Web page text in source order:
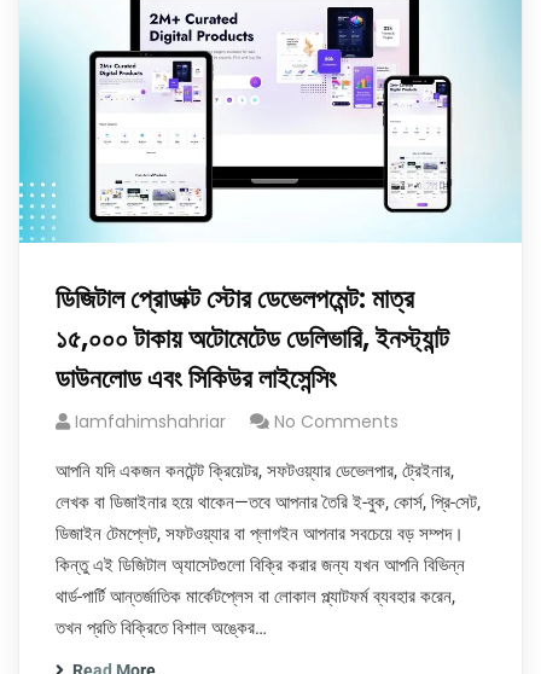
ডিজিটাল প্রোডাক্ট স্টোর ডেভেলপমেন্ট: মাত্র
১৫,০০০ টাকায় অটোমেটেড ডেলিভারি, ইনস্ট্যান্ট
ডাউনলোড এবং সিকিউর লাইসেন্সিং
Iamfahimshahriar No Comments
আপনি যদি একজন কনটেন্ট ক্রিয়েটর, সফটওয়্যার ডেভেলপার, ট্রেইনার,
লেখক বা ডিজাইনার হয়ে থাকেন—তবে আপনার তৈরি ই-বুক, কোর্স, প্রি-সেট,
ডিজাইন টেমপ্লেট, সফটওয়্যার বা প্লাগইন আপনার সবচেয়ে বড় সম্পদ।
কিন্তু এই ডিজিটাল অ্যাসেটগুলো বিক্রি করার জন্য যখন আপনি বিভিন্ন
থার্ড-পার্টি আন্তর্জাতিক মার্কেটপ্লেস বা লোকাল প্ল্যাটফর্ম ব্যবহার করেন,
তখন প্রতি বিক্রিতে বিশাল অঙ্কের…